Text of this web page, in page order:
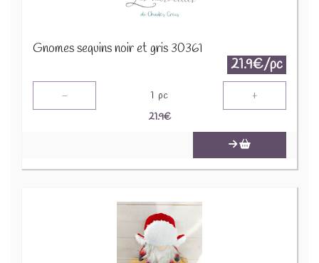
Gnomes sequins noir et gris 30361
21.9€/pc
- 1 pc +
21.9€